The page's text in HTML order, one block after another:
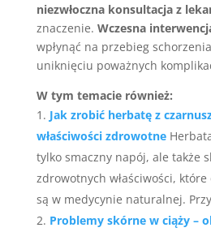
niezwłoczna konsultacja z
znaczenie. Wczesna
wpłynąć na przebieg
uniknięciu poważnych
W tym temacie również:
Jak zrobić herbatę z
właściwości zdrowotne
tylko smaczny napój, ale także
zdrowotnych właściwości,
są w medycynie naturalnej.
Problemy skórne w ciąży –